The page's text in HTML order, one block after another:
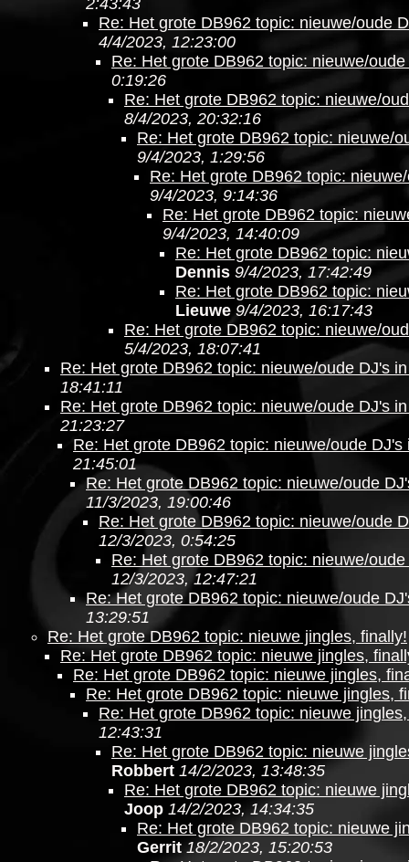
2:43:43
Re: Het grote DB962 topic: nieuwe/oude
4/4/2023, 12:23:00
Re: Het grote DB962 topic: nieuwe/
0:19:26
Re: Het grote DB962 topic: nieuwe/
8/4/2023, 20:32:16
Re: Het grote DB962 topic: nieuwe/
9/4/2023, 1:29:56
Re: Het grote DB962 topic:
9/4/2023, 9:14:36
Re: Het grote DB962 topic:
9/4/2023, 14:40:09
Re: Het grote DB962 topic:
Dennis 9/4/2023, 17:42:49
Re: Het grote DB962 topic:
Lieuwe 9/4/2023, 16:17:43
Re: Het grote DB962 topic: nieuwe/
5/4/2023, 18:07:41
Re: Het grote DB962 topic: nieuwe/oude DJ's
18:41:11
Re: Het grote DB962 topic: nieuwe/oude DJ's
21:23:27
Re: Het grote DB962 topic: nieuwe/oude DJ's
21:45:01
Re: Het grote DB962 topic: nieuwe/oude
11/3/2023, 19:00:46
Re: Het grote DB962 topic: nieuwe/oude
12/3/2023, 0:54:25
Re: Het grote DB962 topic: nieuwe/
12/3/2023, 12:47:21
Re: Het grote DB962 topic: nieuwe/oude
13:29:51
Re: Het grote DB962 topic: nieuwe jingles, finally!
Re: Het grote DB962 topic: nieuwe jingles,
Re: Het grote DB962 topic: nieuwe jingles,
Re: Het grote DB962 topic: nieuwe jingles,
Re: Het grote DB962 topic: nieuwe
12:43:31
Re: Het grote DB962 topic: nieuwe
Robbert 14/2/2023, 13:48:35
Re: Het grote DB962 topic: nieuwe
Joop 14/2/2023, 14:34:35
Re: Het grote DB962 topic: nieuwe
Gerrit 18/2/2023, 15:20:53